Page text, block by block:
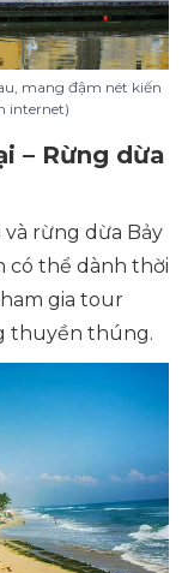
mang đậm nét kiến
internet)
– Rừng dừa
và rừng dừa Bảy
có thể dành thời
gia tour
thuyền thúng.